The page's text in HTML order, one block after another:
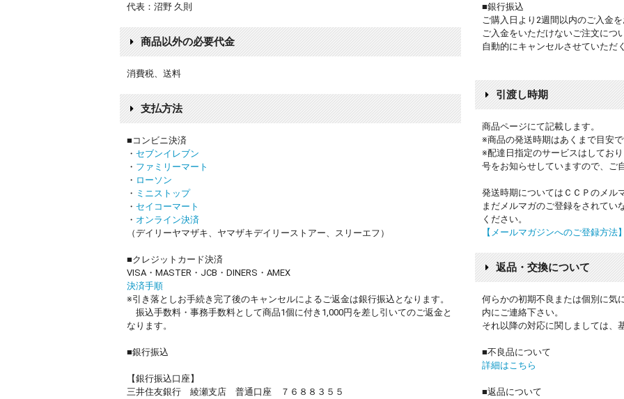
代表：沼野 久則
商品以外の必要代金
消費税、送料
支払方法
■コンビニ決済
・ セブンイレブン
・ ファミリーマート
・ ローソン
・ ミニストップ
・ セイコーマート
・ オンライン決済
（デイリーヤマザキ、ヤマザキデイリーストアー、スリーエフ）
■クレジットカード決済
VISA・MASTER・JCB・DINERS・AMEX
決済手順
※引き落としお手続き完了後のキャンセルによるご返金は銀行振込となります。
振込手数料・事務手数料として商品1個に付き1,000円を差し引いてのご返金と
なります。
■銀行振込
【銀行振込口座】
三井住友銀行 綾瀬支店 普通口座 ７６８８３５５
■銀行振込
ご購入日より2週間以内のご入金
ご入金をいただけないご注文につ
自動的にキャンセルさせていただ
引渡し時期
商品ページにて記載します。
※商品の発送時期はあくまで目安
※配達日指定のサービスはしてお
号をお知らせしていますので、ご
発送時期についてはＣＣＰのメル
まだメルマガのご登録をされてい
ください。
【メールマガジンへのご登録方法
返品・交換について
何らかの初期不良または個別に気
内にご連絡下さい。
それ以降の対応に関しましては、
■不良品について
詳細はこちら
■返品について